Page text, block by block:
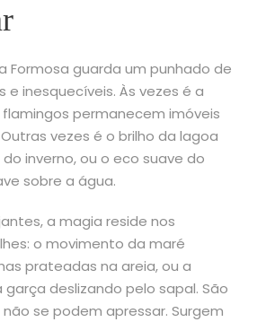
Formosa guarda um punhado de
e inesquecíveis. Às vezes é a
permanecem imóveis
vezes é o brilho da lagoa
inverno, ou o eco suave do
sobre a água.
a magia reside nos
o movimento da maré
prateadas na areia, ou a
deslizando pelo sapal. São
se podem apressar. Surgem